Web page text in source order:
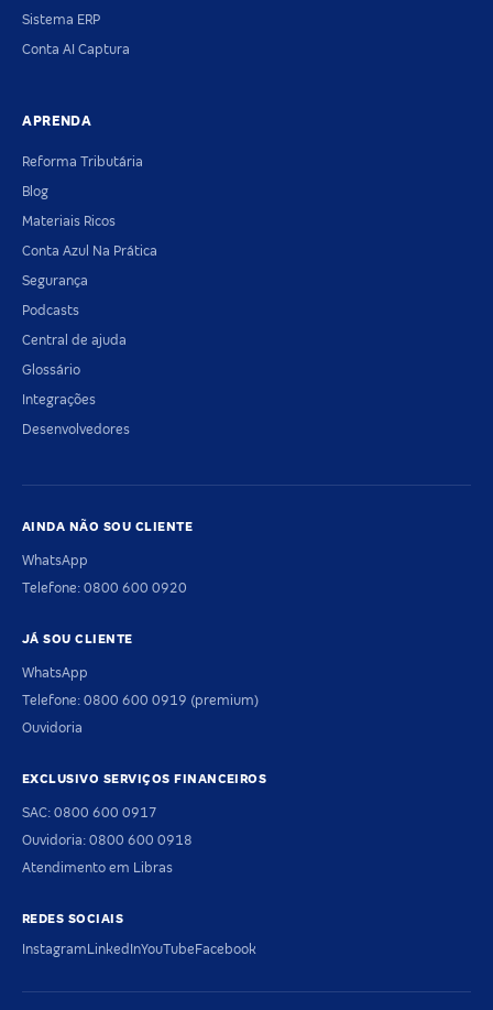
Sistema ERP
Conta AI Captura
APRENDA
Reforma Tributária
Blog
Materiais Ricos
Conta Azul Na Prática
Segurança
Podcasts
Central de ajuda
Glossário
Integrações
Desenvolvedores
AINDA NÃO SOU CLIENTE
WhatsApp
Telefone: 0800 600 0920
JÁ SOU CLIENTE
WhatsApp
Telefone: 0800 600 0919 (premium)
Ouvidoria
EXCLUSIVO SERVIÇOS FINANCEIROS
SAC: 0800 600 0917
Ouvidoria: 0800 600 0918
Atendimento em Libras
REDES SOCIAIS
InstagramLinkedInYouTubeFacebook